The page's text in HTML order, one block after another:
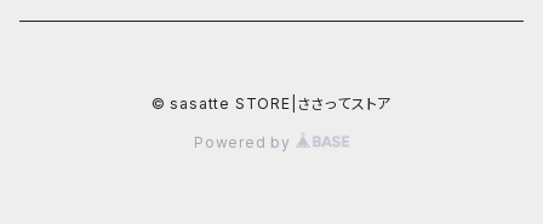
© sasatte STORE|ささってストア
Powered by